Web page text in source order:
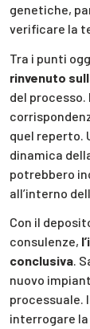
genetiche,
verificare la
Tra i punti
rinvenuto
del
quel reperto.
dinamica
potrebbero
all’interno
Con il
consulenze,
conclusiva.
nuovo
processuale.
interrogare la